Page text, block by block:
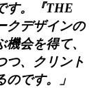
す。『THE
クデザインの
会を得て、
、
クリント
です。」